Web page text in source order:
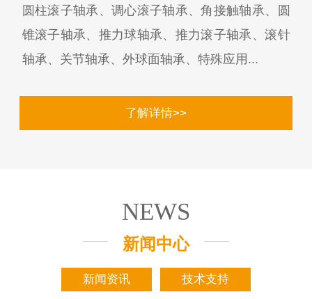
圆柱滚子轴承、调心滚子轴承、角接触轴承、圆
锥滚子轴承、推力球轴承、推力滚子轴承、滚针
轴承、关节轴承、外球面轴承、特殊应用...
了解详情>>
NEWS
新闻中心
新闻资讯 技术支持